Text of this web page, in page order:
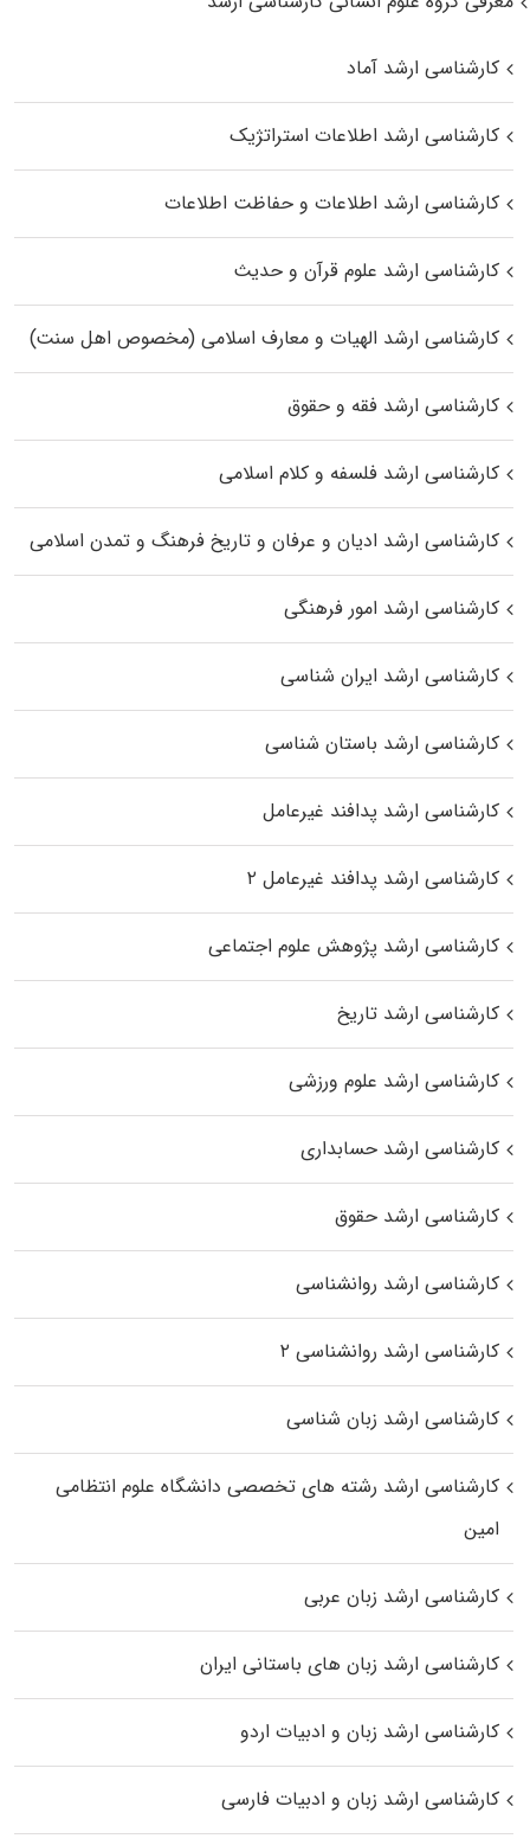
کارشناسی ارشد آماد
کارشناسی ارشد اطلاعات استراتژیک
کارشناسی ارشد اطلاعات و حفاظت اطلاعات
کارشناسی ارشد علوم قرآن و حدیث
کارشناسی ارشد الهیات و معارف اسلامی (مخصوص اهل سنت)
کارشناسی ارشد فقه و حقوق
کارشناسی ارشد فلسفه و کلام اسلامی
کارشناسی ارشد ادیان و عرفان و تاریخ فرهنگ و تمدن اسلامی
کارشناسی ارشد امور فرهنگی
کارشناسی ارشد ایران شناسی
کارشناسی ارشد باستان شناسی
کارشناسی ارشد پدافند غیرعامل
کارشناسی ارشد پدافند غیرعامل ۲
کارشناسی ارشد پژوهش علوم اجتماعی
کارشناسی ارشد تاریخ
کارشناسی ارشد علوم ورزشی
کارشناسی ارشد حسابداری
کارشناسی ارشد حقوق
کارشناسی ارشد روانشناسی
کارشناسی ارشد روانشناسی ۲
کارشناسی ارشد زبان شناسی
کارشناسی ارشد رﺷﺘﻪ ﻫﺎی تخصصی داﻧﺸﮕﺎه ﻋﻠﻮم انتظامی
اﻣﻴﻦ
کارشناسی ارشد زبان عربی
کارشناسی ارشد زبان‌ های باستانی ایران
کارشناسی ارشد زبان و ادبیات اردو
کارشناسی ارشد زبان و ادبیات فارسی